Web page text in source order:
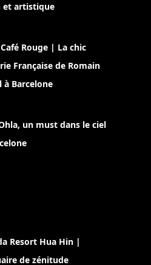
et artistique
Rouge | La chic
Française de Romain
à Barcelone
un must dans le ciel
Resort Hua Hin |
de zénitude